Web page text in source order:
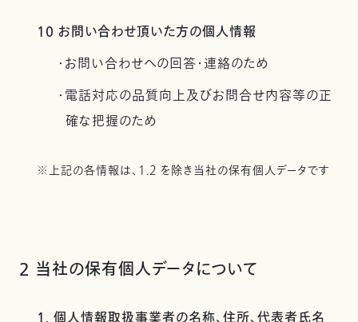
10 お問い合わせ頂いた方の個人情報
・お問い合わせへの回答・連絡のため
・電話対応の品質向上及びお問合せ内容等の正
確な把握のため
※上記の各情報は、1.2 を除き当社の保有個人データです
2 当社の保有個人データについて
1. 個人情報取扱事業者の名称、住所、代表者氏名